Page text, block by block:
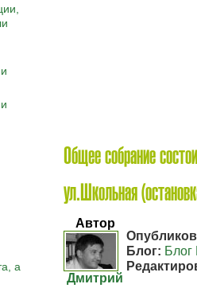
а
Общее собрание
ул.Школьная
Автор
Дмитрий
Блог: Блог